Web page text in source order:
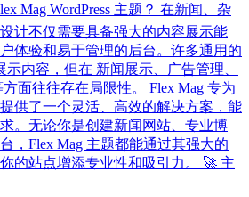
Mag WordPress 主题？ 在新闻、杂
计不仅需要具备强大的内容展示能
体验和易于管理的后台。许多通用的
示内容，但在 新闻展示、广告管理、
面往往存在局限性。 Flex Mag 专为
供了一个灵活、高效的解决方案，能
。无论你是创建新闻网站、专业博
，Flex Mag 主题都能通过其强大的
的站点增添专业性和吸引力。 🚀 主